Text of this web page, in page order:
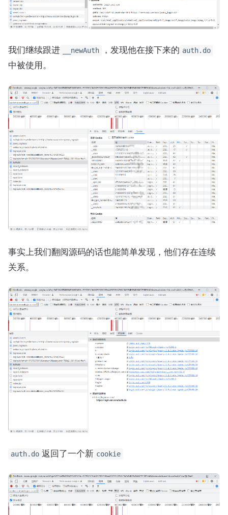
我们继续跟进 __newAuth ，发现他在接下来的 auth.do
中被使用。
事实上我们翻阅源码的话也能简单发现，他们存在连续
关系。
auth.do 返回了一个新 cookie